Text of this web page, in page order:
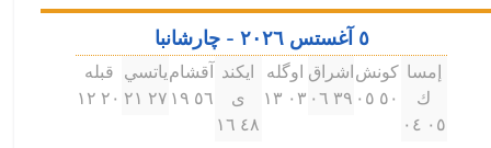
٥ آغستس ۲۰۲٦ - چارشانبا
إمسا
ك
۰٥ ۰٤
كونش
٥۰ ۰٥
اشراق
۳٩ ۰٦
اوگله
۰۳ ۱۳
ايكند
ى
٤٨ ۱٦
آقشام
٥٦ ۱٩
ياتسي
۲٧ ۲۱
قبله
۲۰ ۱۲